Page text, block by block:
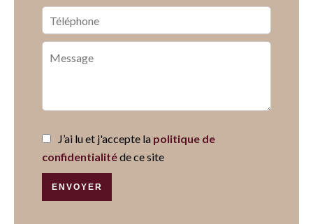
J’ai lu et j'accepte la politique de
confidentialitéde ce site
ENVOYER